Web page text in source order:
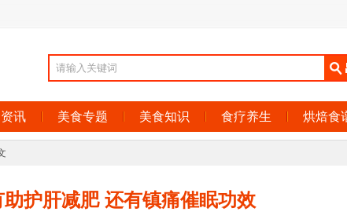
讯 美食专题 美食知识 食疗养生 烘焙食
护肝减肥 还有镇痛催眠功效